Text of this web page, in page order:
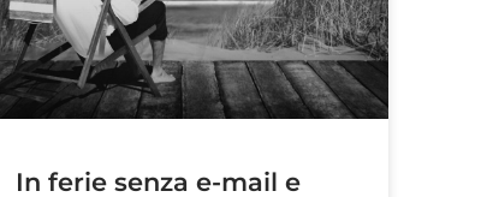
In ferie senza e-mail e